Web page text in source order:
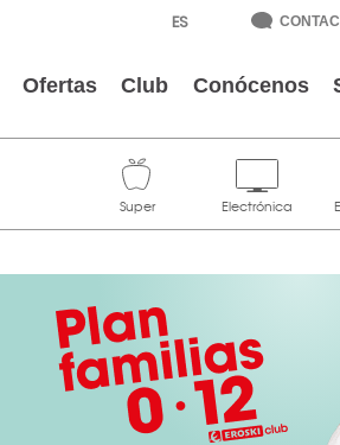
Ofertas Club Conócenos